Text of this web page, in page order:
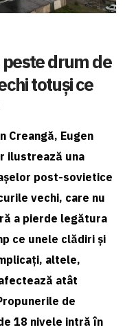
drum de
totuși ce
Creangă, Eugen
ilustrează una
post-sovietice
vechi, care nu
a pierde legătura
ce unele clădiri și
altele,
atât
de
18 nivele intră în